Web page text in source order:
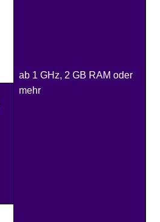
ab 1 GHz, 2 GB RAM oder
mehr